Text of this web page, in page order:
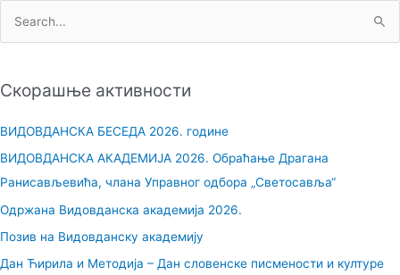
т
з
а
:
Скорашње активности
ВИДОВДАНСКА БЕСЕДА 2026. године
ВИДОВДАНСКА АКАДЕМИЈА 2026. Обраћање Драгана
Ранисављевића, члана Управног одбора „Светосавља“
Одржана Видовданска академија 2026.
Позив на Видовданску академију
Дан Ћирила и Методија – Дан словенске писмености и културе